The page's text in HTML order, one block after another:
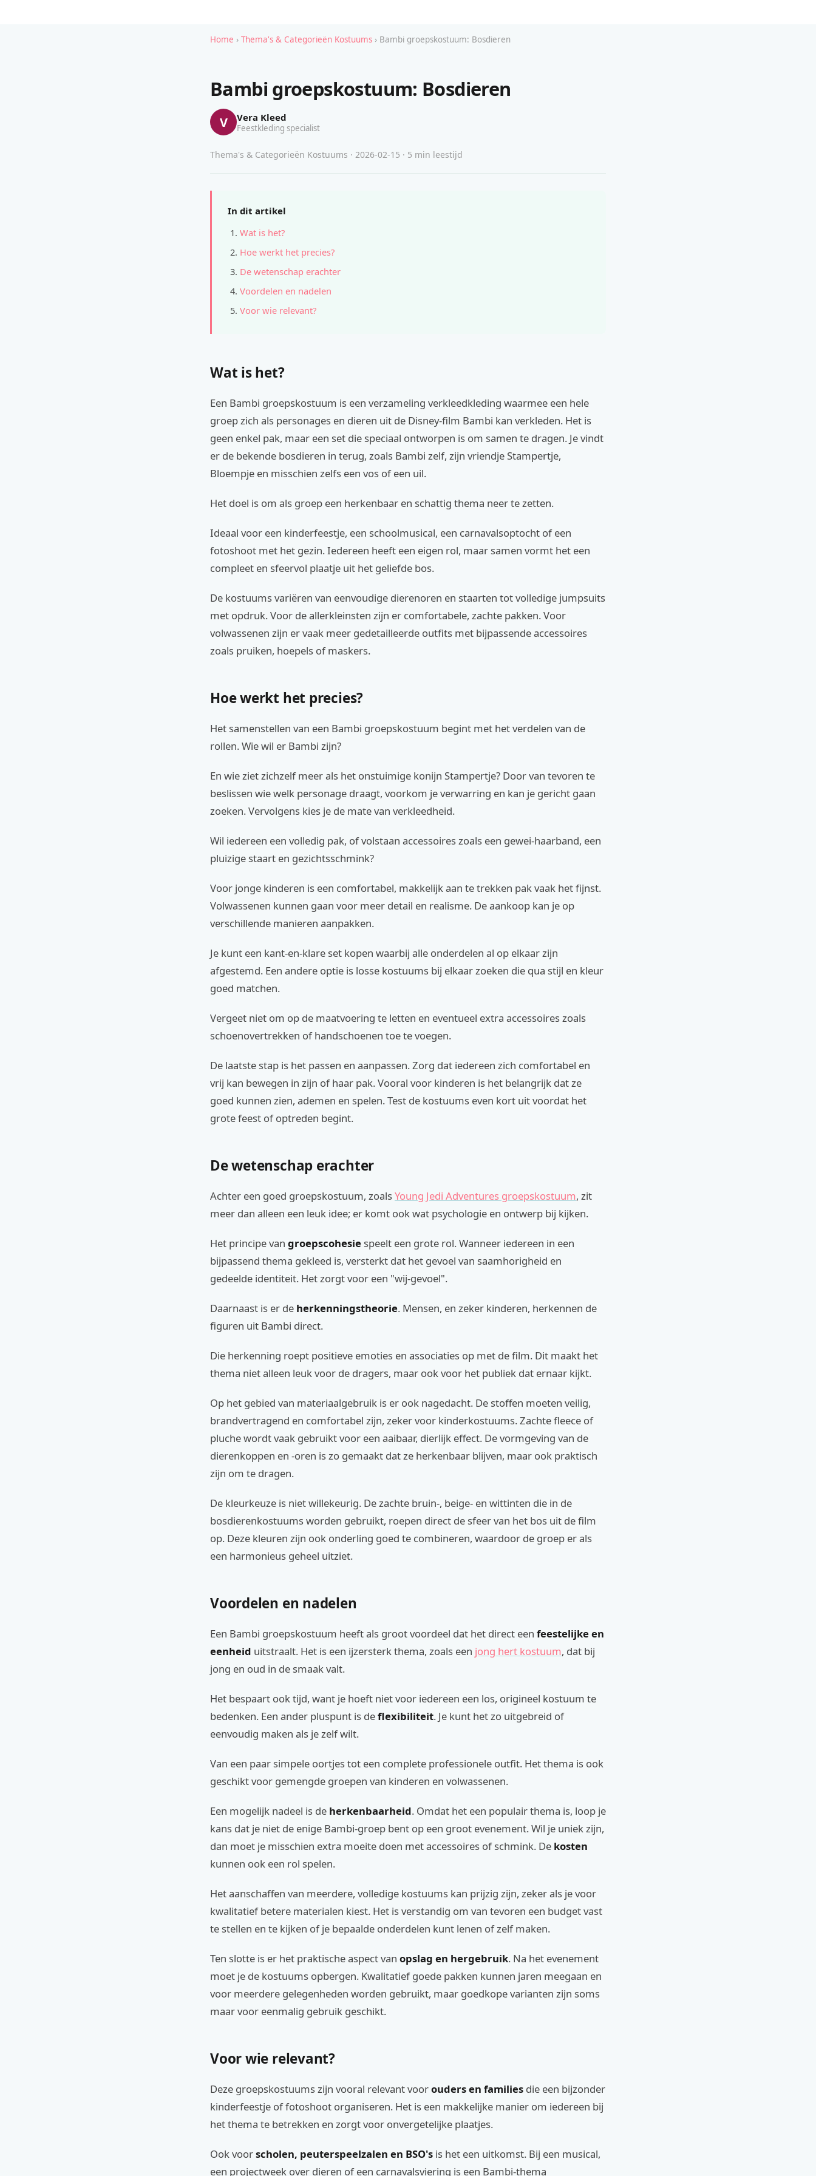
Home › Thema's & Categorieën Kostuums › Bambi groepskostuum: Bosdieren
Bambi groepskostuum: Bosdieren
V Vera Kleed
Feestkleding specialist
Thema's & Categorieën Kostuums · 2026-02-15 · 5 min leestijd
In dit artikel
Wat is het?
Hoe werkt het precies?
De wetenschap erachter
Voordelen en nadelen
Voor wie relevant?
Wat is het?
Een Bambi groepskostuum is een verzameling verkleedkleding waarmee een hele
groep zich als personages en dieren uit de Disney-film Bambi kan verkleden. Het is
geen enkel pak, maar een set die speciaal ontworpen is om samen te dragen. Je vindt
er de bekende bosdieren in terug, zoals Bambi zelf, zijn vriendje Stampertje,
Bloempje en misschien zelfs een vos of een uil.
Het doel is om als groep een herkenbaar en schattig thema neer te zetten.
Ideaal voor een kinderfeestje, een schoolmusical, een carnavalsoptocht of een
fotoshoot met het gezin. Iedereen heeft een eigen rol, maar samen vormt het een
compleet en sfeervol plaatje uit het geliefde bos.
De kostuums variëren van eenvoudige dierenoren en staarten tot volledige jumpsuits
met opdruk. Voor de allerkleinsten zijn er comfortabele, zachte pakken. Voor
volwassenen zijn er vaak meer gedetailleerde outfits met bijpassende accessoires
zoals pruiken, hoepels of maskers.
Hoe werkt het precies?
Het samenstellen van een Bambi groepskostuum begint met het verdelen van de
rollen. Wie wil er Bambi zijn?
En wie ziet zichzelf meer als het onstuimige konijn Stampertje? Door van tevoren te
beslissen wie welk personage draagt, voorkom je verwarring en kan je gericht gaan
zoeken. Vervolgens kies je de mate van verkleedheid.
Wil iedereen een volledig pak, of volstaan accessoires zoals een gewei-haarband, een
pluizige staart en gezichtsschmink?
Voor jonge kinderen is een comfortabel, makkelijk aan te trekken pak vaak het fijnst.
Volwassenen kunnen gaan voor meer detail en realisme. De aankoop kan je op
verschillende manieren aanpakken.
Je kunt een kant-en-klare set kopen waarbij alle onderdelen al op elkaar zijn
afgestemd. Een andere optie is losse kostuums bij elkaar zoeken die qua stijl en kleur
goed matchen.
Vergeet niet om op de maatvoering te letten en eventueel extra accessoires zoals
schoenovertrekken of handschoenen toe te voegen.
De laatste stap is het passen en aanpassen. Zorg dat iedereen zich comfortabel en
vrij kan bewegen in zijn of haar pak. Vooral voor kinderen is het belangrijk dat ze
goed kunnen zien, ademen en spelen. Test de kostuums even kort uit voordat het
grote feest of optreden begint.
De wetenschap erachter
Achter een goed groepskostuum, zoalsYoung Jedi Adventures groepskostuum, zit
meer dan alleen een leuk idee; er komt ook wat psychologie en ontwerp bij kijken.
Het principe van groepscohesie speelt een grote rol. Wanneer iedereen in een
bijpassend thema gekleed is, versterkt dat het gevoel van saamhorigheid en
gedeelde identiteit. Het zorgt voor een "wij-gevoel".
Daarnaast is er de herkenningstheorie. Mensen, en zeker kinderen, herkennen de
figuren uit Bambi direct.
Die herkenning roept positieve emoties en associaties op met de film. Dit maakt het
thema niet alleen leuk voor de dragers, maar ook voor het publiek dat ernaar kijkt.
Op het gebied van materiaalgebruik is er ook nagedacht. De stoffen moeten veilig,
brandvertragend en comfortabel zijn, zeker voor kinderkostuums. Zachte fleece of
pluche wordt vaak gebruikt voor een aaibaar, dierlijk effect. De vormgeving van de
dierenkoppen en -oren is zo gemaakt dat ze herkenbaar blijven, maar ook praktisch
zijn om te dragen.
De kleurkeuze is niet willekeurig. De zachte bruin-, beige- en wittinten die in de
bosdierenkostuums worden gebruikt, roepen direct de sfeer van het bos uit de film
op. Deze kleuren zijn ook onderling goed te combineren, waardoor de groep er als
een harmonieus geheel uitziet.
Voordelen en nadelen
Een Bambi groepskostuum heeft als groot voordeel dat het direct een feestelijke en
eenheid uitstraalt. Het is een ijzersterk thema, zoals een jong hert kostuum, dat bij
jong en oud in de smaak valt.
Het bespaart ook tijd, want je hoeft niet voor iedereen een los, origineel kostuum te
bedenken. Een ander pluspunt is deflexibiliteit. Je kunt het zo uitgebreid of
eenvoudig maken als je zelf wilt.
Van een paar simpele oortjes tot een complete professionele outfit. Het thema is ook
geschikt voor gemengde groepen van kinderen en volwassenen.
Een mogelijk nadeel is de herkenbaarheid. Omdat het een populair thema is, loop je
kans dat je niet de enige Bambi-groep bent op een groot evenement. Wil je uniek zijn,
dan moet je misschien extra moeite doen met accessoires of schmink. De kosten
kunnen ook een rol spelen.
Het aanschaffen van meerdere, volledige kostuums kan prijzig zijn, zeker als je voor
kwalitatief betere materialen kiest. Het is verstandig om van tevoren een budget vast
te stellen en te kijken of je bepaalde onderdelen kunt lenen of zelf maken.
Ten slotte is er het praktische aspect van opslag en hergebruik. Na het evenement
moet je de kostuums opbergen. Kwalitatief goede pakken kunnen jaren meegaan en
voor meerdere gelegenheden worden gebruikt, maar goedkope varianten zijn soms
maar voor eenmalig gebruik geschikt.
Voor wie relevant?
Deze groepskostuums zijn vooral relevant voorouders en families die een bijzonder
kinderfeestje of fotoshoot organiseren. Het is een makkelijke manier om iedereen bij
het thema te betrekken en zorgt voor onvergetelijke plaatjes.
Ook voorscholen, peuterspeelzalen en BSO's is het een uitkomst. Bij een musical,
een projectweek over dieren of een carnavalsviering is een Bambi-thema